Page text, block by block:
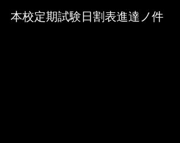
Media Viewer
本校定期試験日割表進達ノ件